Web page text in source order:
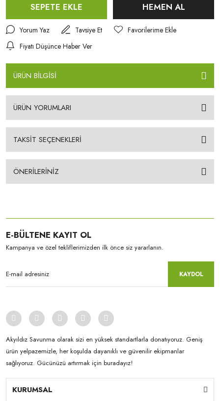
SEPETE EKLE HEMEN AL
Yorum Yaz
Tavsiye Et
Fiyatı Düşünce Haber Ver
ÜRÜN BİLGİSİ
ÜRÜN YORUMLARI
TAKSİT SEÇENEKLERİ
ÖNERİLERİNİZ
E-BÜLTENE KAYIT OL
Kampanya ve özel tekliflerimizden ilk önce siz yararlanın.
KAYDOL
Akyıldız Savunma olarak sizi en yüksek standartlarla donatıyoruz. Geniş
ürün yelpazemizle, her koşulda dayanıklı ve güvenilir ekipmanlar
sağlıyoruz. Gücünüzü artırmak için buradayız!
KURUMSAL